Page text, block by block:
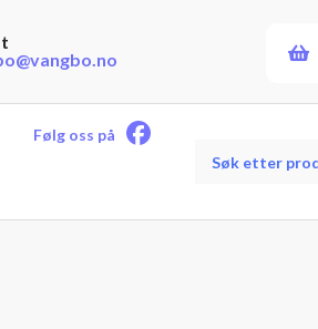
Følg oss på
search